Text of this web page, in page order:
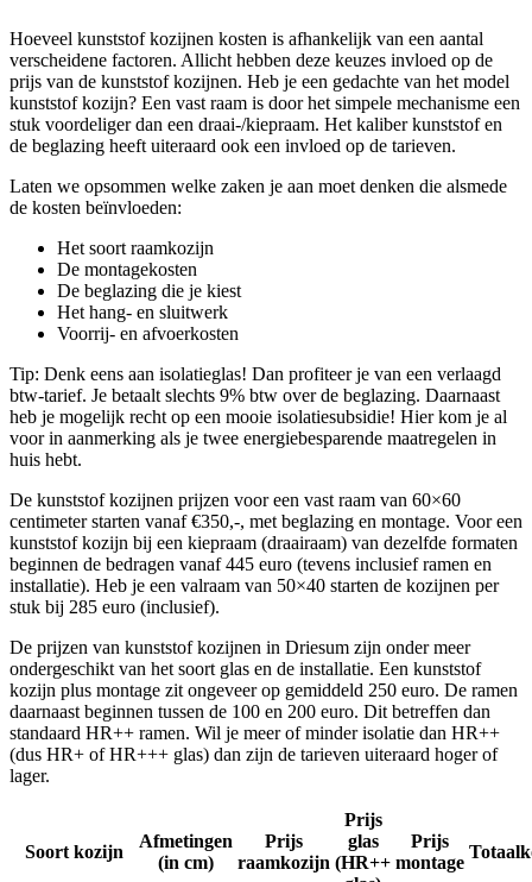
Hoeveel kunststof kozijnen kosten is afhankelijk van een aantal
verscheidene factoren. Allicht hebben deze keuzes invloed op de
prijs van de kunststof kozijnen. Heb je een gedachte van het model
kunststof kozijn? Een vast raam is door het simpele mechanisme een
stuk voordeliger dan een draai-/kiepraam. Het kaliber kunststof en
de beglazing heeft uiteraard ook een invloed op de tarieven.
Laten we opsommen welke zaken je aan moet denken die alsmede
de kosten beïnvloeden:
Het soort raamkozijn
De montagekosten
De beglazing die je kiest
Het hang- en sluitwerk
Voorrij- en afvoerkosten
Tip: Denk eens aan isolatieglas! Dan profiteer je van een verlaagd
btw-tarief. Je betaalt slechts 9% btw over de beglazing. Daarnaast
heb je mogelijk recht op een mooie isolatiesubsidie! Hier kom je al
voor in aanmerking als je twee energiebesparende maatregelen in
huis hebt.
De kunststof kozijnen prijzen voor een vast raam van 60×60
centimeter starten vanaf €350,-, met beglazing en montage. Voor een
kunststof kozijn bij een kiepraam (draairaam) van dezelfde formaten
beginnen de bedragen vanaf 445 euro (tevens inclusief ramen en
installatie). Heb je een valraam van 50×40 starten de kozijnen per
stuk bij 285 euro (inclusief).
De prijzen van kunststof kozijnen in Driesum zijn onder meer
ondergeschikt van het soort glas en de installatie. Een kunststof
kozijn plus montage zit ongeveer op gemiddeld 250 euro. De ramen
daarnaast beginnen tussen de 100 en 200 euro. Dit betreffen dan
standaard HR++ ramen. Wil je meer of minder isolatie dan HR++
(dus HR+ of HR+++ glas) dan zijn de tarieven uiteraard hoger of
lager.
Soort kozijn
Afmetingen
(in cm)
Prijs
raamkozijn
Prijs
glas
(HR++
Prijs
montage